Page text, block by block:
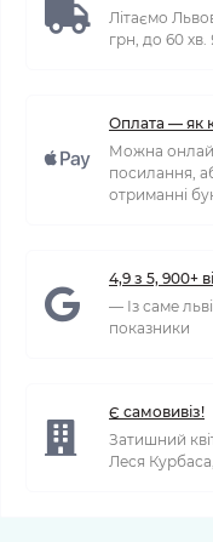
Літаємо
грн, до 60
Оплата — як
Можна
посилання,
отриманні
4,9 з 5, 900+
— Із саме
показники
Є самовивіз!
Затишний
Леся